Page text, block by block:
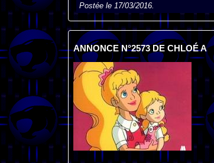
Postée le 17/03/2016.
ANNONCE N°2573 DE CHLOÉ A